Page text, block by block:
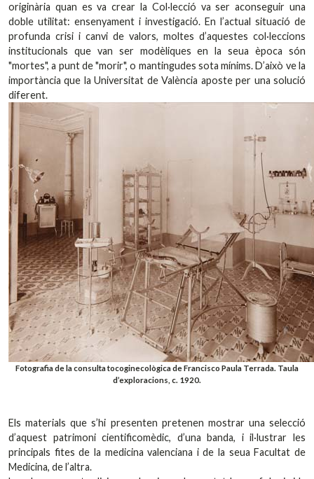
originària quan es va crear la Col·lecció va ser aconseguir una
doble utilitat: ensenyament i investigació. En l’actual situació de
profunda crisi i canvi de valors, moltes d’aquestes col·leccions
institucionals que van ser modèliques en la seua època són
"mortes", a punt de "morir", o mantingudes sota mínims. D’això ve la
importància que la Universitat de València aposte per una solució
diferent.
Fotografia de la consulta tocoginecològica de Francisco Paula Terrada. Taula
d’exploracions, c. 1920.
Els materials que s’hi presenten pretenen mostrar una selecció
d’aquest patrimoni cientificomèdic, d’una banda, i il·lustrar les
principals fites de la medicina valenciana i de la seua Facultat de
Medicina, de l’altra.